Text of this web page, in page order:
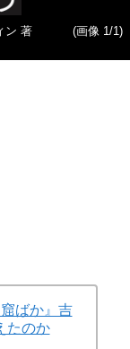
ン 著
(画像 1/1)
窟ばか』吉
たのか